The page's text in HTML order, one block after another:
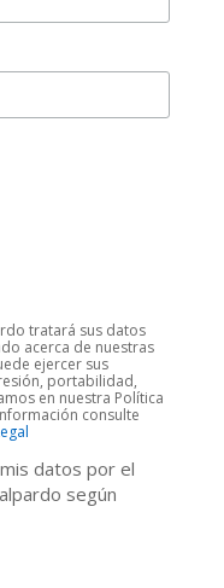
tratará sus datos
acerca de nuestras
ejercer sus
portabilidad,
en nuestra Política
consulte
datos por el
según